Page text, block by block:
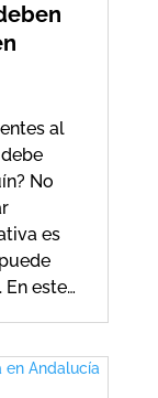
al
No
es
este…